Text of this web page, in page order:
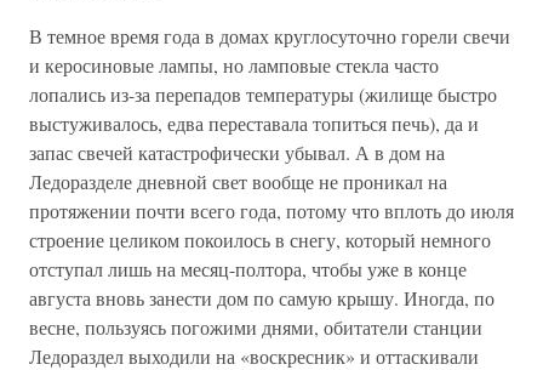
В темное время года в домах круглосуточно горели свечи
и керосиновые лампы, но ламповые стекла часто
лопались из-за перепадов температуры (жилище быстро
выстуживалось, едва переставала топиться печь), да и
запас свечей катастрофически убывал. А в дом на
Ледоразделе дневной свет вообще не проникал на
протяжении почти всего года, потому что вплоть до июля
строение целиком покоилось в снегу, который немного
отступал лишь на месяц-полтора, чтобы уже в конце
августа вновь занести дом по самую крышу. Иногда, по
весне, пользуясь погожими днями, обитатели станции
Ледораздел выходили на «воскресник» и оттаскивали